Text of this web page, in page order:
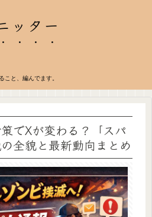
ッター
こと、編んでます。
でXが変わる？「スパ
全貌と最新動向まとめ